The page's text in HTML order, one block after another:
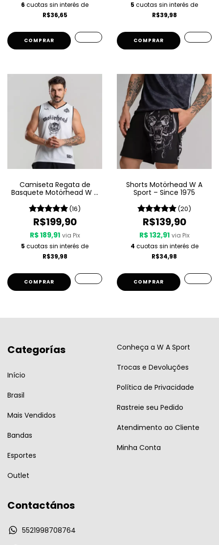
6 cuotas sin interés de
R$36,65
COMPRAR
5 cuotas sin interés de
R$39,98
COMPRAR
Camiseta Regata de
Basquete Motörhead W A
(16)
R$199,90
R$ 189,91 via Pix
5 cuotas sin interés de
R$39,98
COMPRAR
Shorts Motörhead W A
Sport – Since 1975
(20)
R$139,90
R$ 132,91 via Pix
4 cuotas sin interés de
R$34,98
COMPRAR
Categorías
Início
Brasil
Mais Vendidos
Bandas
Esportes
Outlet
Conheça a W A Sport
Trocas e Devoluções
Política de Privacidade
Rastreie seu Pedido
Atendimento ao Cliente
Minha Conta
Contactános
5521998708764